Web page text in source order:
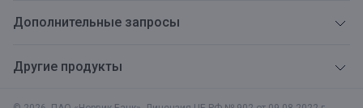
Дополнительные запросы
Другие продукты